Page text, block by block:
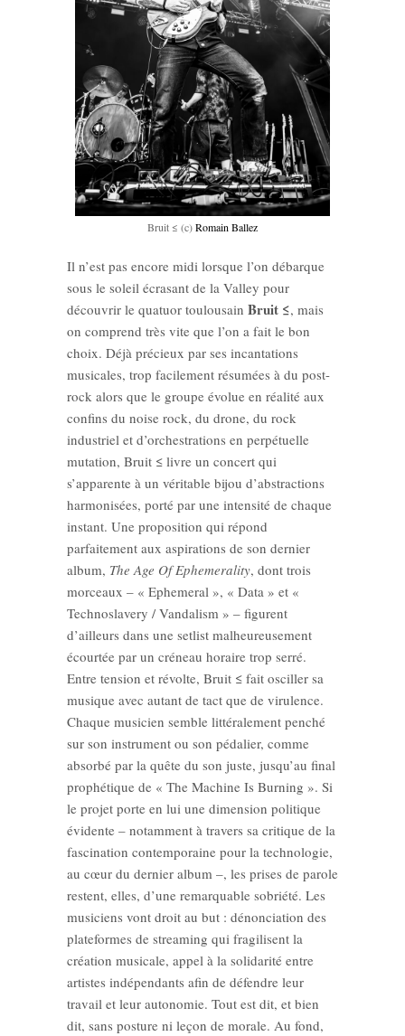
Bruit ≤ (c)Romain Ballez
Il n’est pas encore midi lorsque l’on débarque
sous le soleil écrasant de la Valley pour
découvrir le quatuor toulousain Bruit ≤, mais
on comprend très vite que l’on a fait le bon
choix. Déjà précieux par ses incantations
musicales, trop facilement résumées à du post-
rock alors que le groupe évolue en réalité aux
confins du noise rock, du drone, du rock
industriel et d’orchestrations en perpétuelle
mutation, Bruit ≤ livre un concert qui
s’apparente à un véritable bijou d’abstractions
harmonisées, porté par une intensité de chaque
instant. Une proposition qui répond
parfaitement aux aspirations de son dernier
album, The Age Of Ephemerality, dont trois
morceaux – « Ephemeral », « Data » et «
Technoslavery / Vandalism » – figurent
d’ailleurs dans une setlist malheureusement
écourtée par un créneau horaire trop serré.
Entre tension et révolte, Bruit ≤ fait osciller sa
musique avec autant de tact que de virulence.
Chaque musicien semble littéralement penché
sur son instrument ou son pédalier, comme
absorbé par la quête du son juste, jusqu’au final
prophétique de « The Machine Is Burning ». Si
le projet porte en lui une dimension politique
évidente – notamment à travers sa critique de la
fascination contemporaine pour la technologie,
au cœur du dernier album –, les prises de parole
restent, elles, d’une remarquable sobriété. Les
musiciens vont droit au but : dénonciation des
plateformes de streaming qui fragilisent la
création musicale, appel à la solidarité entre
artistes indépendants afin de défendre leur
travail et leur autonomie. Tout est dit, et bien
dit, sans posture ni leçon de morale. Au fond,